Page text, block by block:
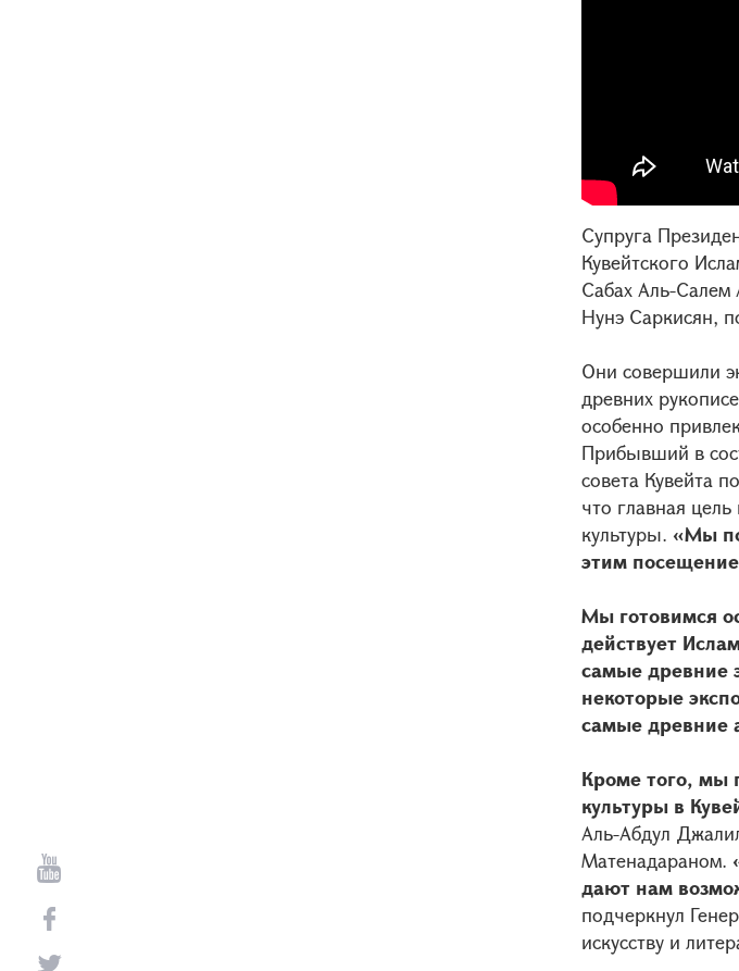
Супруга
Кувейтского
Сабах Аль-
Нунэ Саркисян,
Они совершили
древних
особенно
Прибывший в
совета Кувейта
что главная
культуры. «Мы
этим
Мы готовимся
действует
самые древние
некоторые
самые древние
Кроме того, мы
культуры в
Аль-Абдул
Матенадараном.
дают нам
подчеркнул
искусству и